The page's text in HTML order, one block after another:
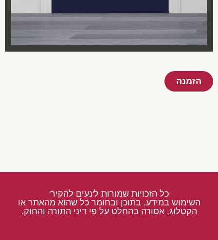
הזמנה
כל הזכויות שמורות ל'נעים להקיר'
השימוש במידע, בתוכן ובחומר כל שהוא מהאתר או
הקטלוג, אסורה בהחלט על פי דיני התורה והחוק.